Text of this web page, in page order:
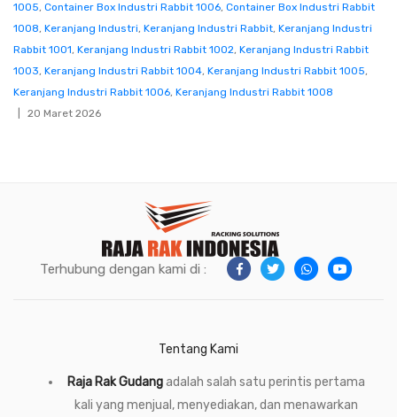
1005, Container Box Industri Rabbit 1006, Container Box Industri Rabbit
1008, Keranjang Industri, Keranjang Industri Rabbit, Keranjang Industri
Rabbit 1001, Keranjang Industri Rabbit 1002, Keranjang Industri Rabbit
1003, Keranjang Industri Rabbit 1004, Keranjang Industri Rabbit 1005,
Keranjang Industri Rabbit 1006, Keranjang Industri Rabbit 1008
20 Maret 2026
Terhubung dengan kami di :
Tentang Kami
Raja Rak Gudangadalah salah satu perintis pertama
kali yang menjual, menyediakan, dan menawarkan